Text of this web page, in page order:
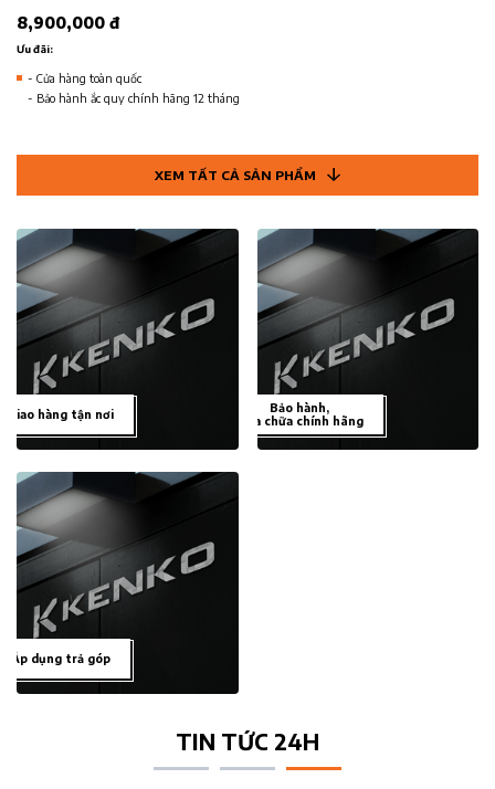
8,900,000 đ
Ưu đãi:
- Cửa hàng toàn quốc
- Bảo hành ắc quy chính hãng 12 tháng
XEM TẤT CẢ SẢN PHẨM
Giao hàng tận nơi
Bảo hành,
sửa chữa chính hãng
Áp dụng trả góp
TIN TỨC 24H